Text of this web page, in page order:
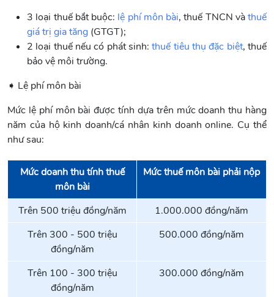
3 loại thuế bắt buộc: lệ phí môn bài, thuế TNCN vàthuế
giá trị gia tăng (GTGT);
2 loại thuế nếu có phát sinh:thuế tiêu thụ đặc biệt, thuế
bảo vệ môi trường.
➧ Lệ phí môn bài
Mức lệ phí môn bài được tính dựa trên mức doanh thu hàng
năm của hộ kinh doanh/cá nhân kinh doanh online. Cụ thể
như sau:
Mức doanh thu tính thuế
môn bài
Mức thuế môn bài phải nộp
Trên 500 triệu đồng/năm
1.000.000 đồng/năm
Trên 300 - 500 triệu
đồng/năm
500.000 đồng/năm
Trên 100 - 300 triệu
đồng/năm
300.000 đồng/năm